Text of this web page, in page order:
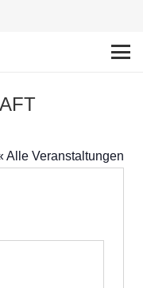
Alle Veranstaltungen